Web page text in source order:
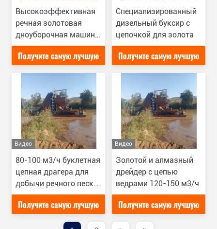
Высокоэффективная
речная золотовая
дноуборочная машина
200 м3/ч
Получите самую лучшую
цену
Специализированный
дизельный буксир с
цепочкой для золота
Получите самую лучшую
цену
Видео
80-100 м3/ч буклетная
цепная драгера для
добычи речного песка
с высокой
эффективностью
Получите самую лучшую
цену
Видео
Золотой и алмазный
дрейдер с цепью
ведрами 120-150 м3/ч
Получите самую лучшую